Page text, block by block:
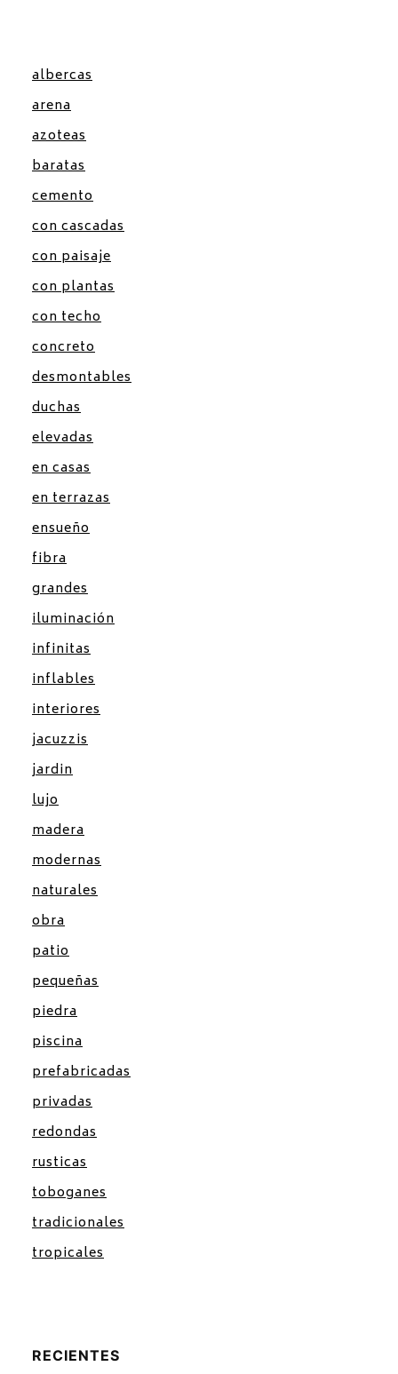
albercas
arena
azoteas
baratas
cemento
con cascadas
con paisaje
con plantas
con techo
concreto
desmontables
duchas
elevadas
en casas
en terrazas
ensueño
fibra
grandes
iluminación
infinitas
inflables
interiores
jacuzzis
jardin
lujo
madera
modernas
naturales
obra
patio
pequeñas
piedra
piscina
prefabricadas
privadas
redondas
rusticas
toboganes
tradicionales
tropicales
RECIENTES